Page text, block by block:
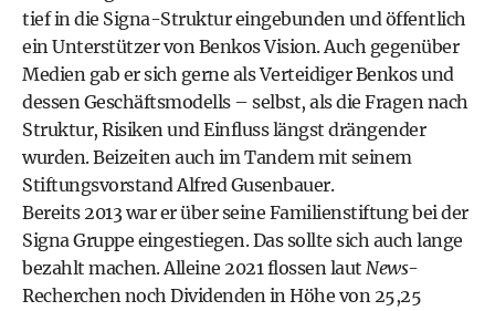
tief in die Signa-Struktur eingebunden und öffentlich
ein Unterstützer von Benkos Vision. Auch gegenüber
Medien gab er sich gerne als Verteidiger Benkos und
dessen Geschäftsmodells – selbst, als die Fragen nach
Struktur, Risiken und Einfluss längst drängender
wurden. Beizeiten auch im Tandem mit seinem
Stiftungsvorstand Alfred Gusenbauer.
Bereits 2013 war er über seine Familien­stiftung bei der
Signa Gruppe einge­stiegen. Das sollte sich auch lange
bezahlt machen. Alleine 2021 flossen laut News-
Recherchen noch Dividenden in Höhe von 25,25